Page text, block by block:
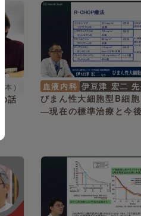
本）
話
血液内科 伊豆津 宏二
びまん性大細胞型B細
―現在の標準治療と今